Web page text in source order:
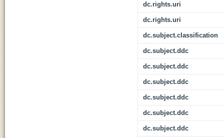
dc.rights.uri
dc.rights.uri
dc.subject.classification
dc.subject.ddc
dc.subject.ddc
dc.subject.ddc
dc.subject.ddc
dc.subject.ddc
dc.subject.ddc